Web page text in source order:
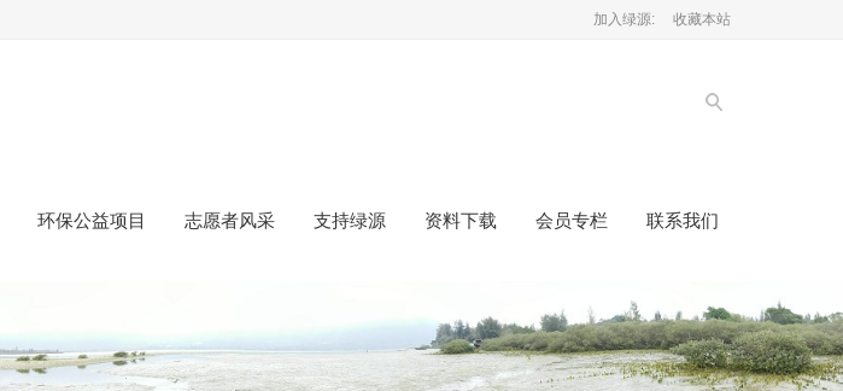
加入绿源: 收藏本站
环保公益项目 志愿者风采 支持绿源 资料下载 会员专栏 联系我们